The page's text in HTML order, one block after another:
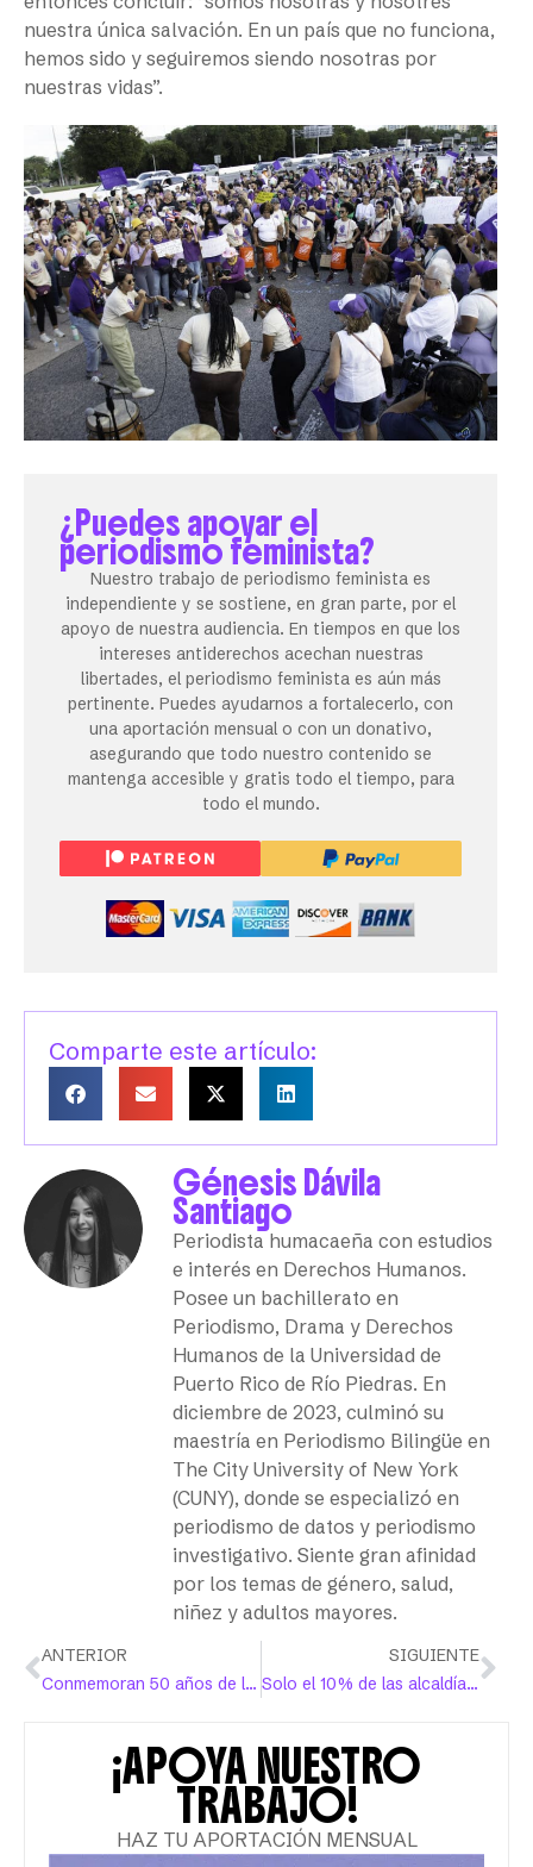
nuestra única salvación. En un país que no funciona,
hemos sido y seguiremos siendo nosotras por
nuestras vidas”.
¿Puedes apoyar el
periodismo feminista?
Nuestro trabajo de periodismo feminista es
independiente y se sostiene, en gran parte, por el
apoyo de nuestra audiencia. En tiempos en que los
intereses antiderechos acechan nuestras
libertades, el periodismo feminista es aún más
pertinente. Puedes ayudarnos a fortalecerlo, con
una aportación mensual o con un donativo,
asegurando que todo nuestro contenido se
mantenga accesible y gratis todo el tiempo, para
todo el mundo.
Comparte este artículo:
Génesis Dávila
Santiago
Periodista humacaeña con estudios
e interés en Derechos Humanos.
Posee un bachillerato en
Periodismo, Drama y Derechos
Humanos de la Universidad de
Puerto Rico de Río Piedras. En
diciembre de 2023, culminó su
maestría en Periodismo Bilingüe en
The City University of New York
(CUNY), donde se especializó en
periodismo de datos y periodismo
investigativo. Siente gran afinidad
por los temas de género, salud,
niñez y adultos mayores.
ANTERIOR
Conmemoran 50 años de lucha por la justicia de las mujeres
SIGUIENTE
Solo el 10% de las alcaldías dominicanas serán dirigidas por mujeres
¡APOYA NUESTRO
TRABAJO!
HAZ TU APORTACIÓN MENSUAL